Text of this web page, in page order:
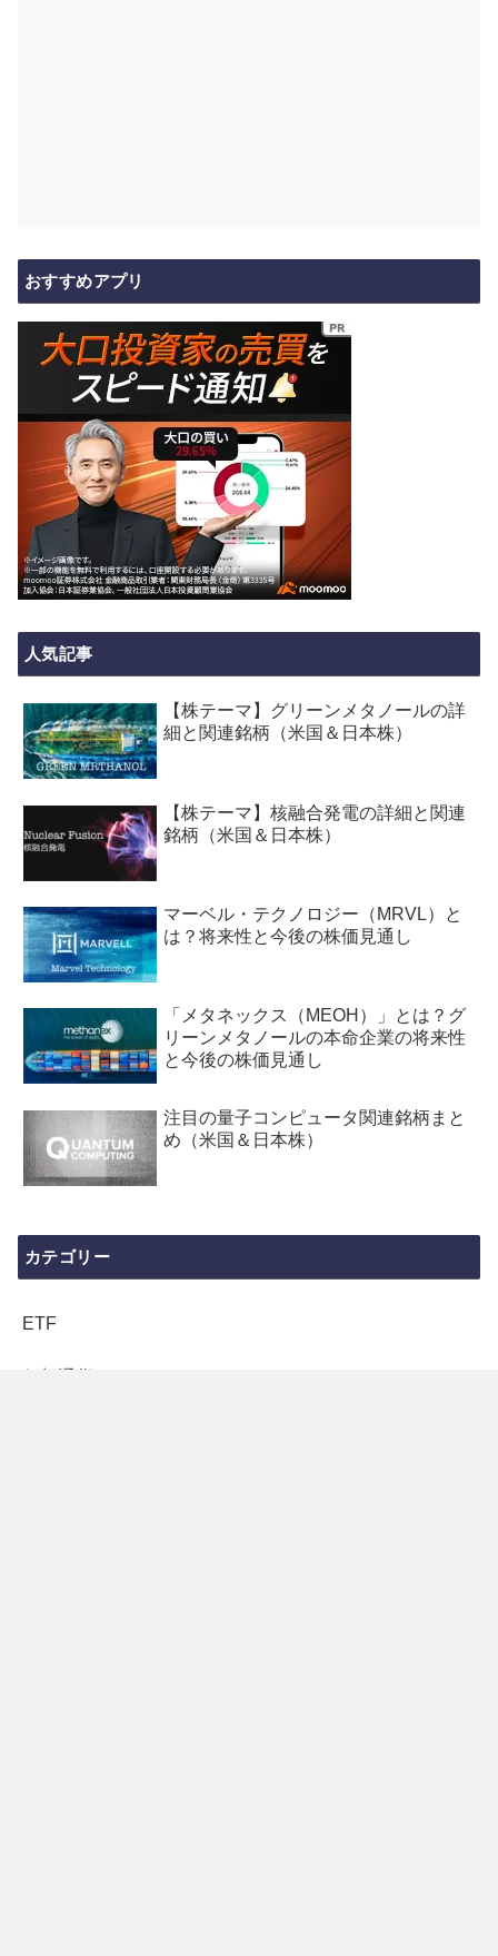
おすすめアプリ
人気記事
【株テーマ】グリーンメタノールの詳
細と関連銘柄（米国＆日本株）
【株テーマ】核融合発電の詳細と関連
銘柄（米国＆日本株）
マーベル・テクノロジー（MRVL）と
は？将来性と今後の株価見通し
「メタネックス（MEOH）」とは？グ
リーンメタノールの本命企業の将来性
と今後の株価見通し
注目の量子コンピュータ関連銘柄まと
め（米国＆日本株）
カテゴリー
ETF